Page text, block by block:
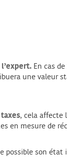
En cas
une valeur
, cela affecte
en mesure de
possible son